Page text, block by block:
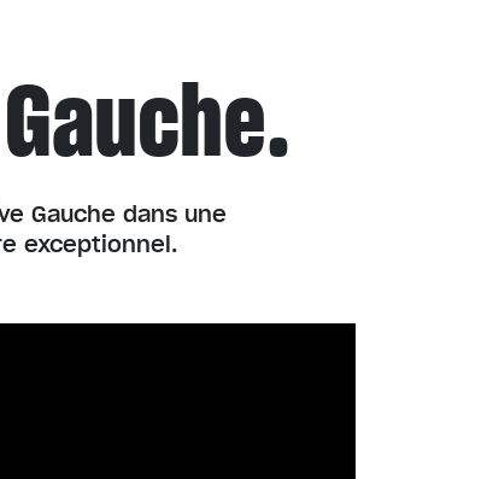
Gauche dans une
exceptionnel.